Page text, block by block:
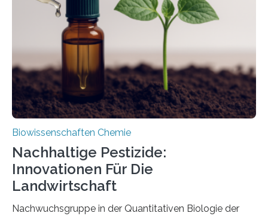
nun den Namen Cretosabethes primaevus. Dieser erste
fossile Nachweis einer Stechmückenlarve in Bernstein
stellt gleichzeitig den ersten Fossilfund einer
Mückenlarve aus dem Mesozoikum dar, denn…
Biowissenschaften Chemie
Nachhaltige Pestizide:
Innovationen Für Die
Landwirtschaft
Nachwuchsgruppe in der Quantitativen Biologie der